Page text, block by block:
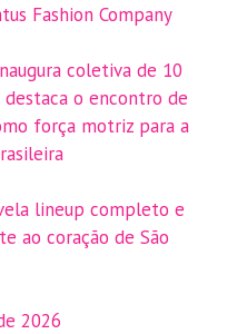
Fashion Company
coletiva de 10
destaca o encontro de
força motriz para a
lineup completo e
ao coração de São
2026